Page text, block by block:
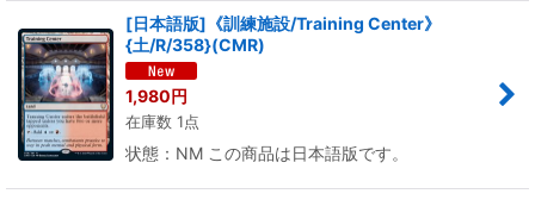
[日本語版]《訓練施設/Training Center》
{土/R/358}(CMR)
1,980円
在庫数 1点
状態：NM この商品は日本語版です。